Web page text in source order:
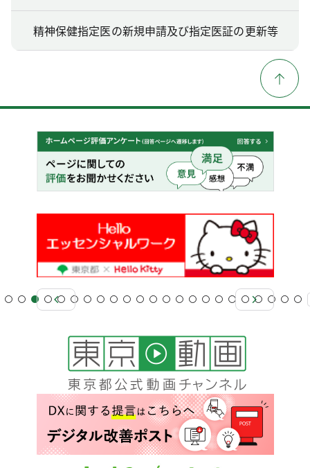
精神保健指定医の新規申請及び指定医証の更新等